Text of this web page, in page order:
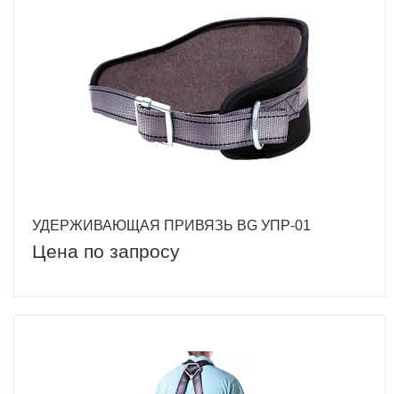
УДЕРЖИВАЮЩАЯ ПРИВЯЗЬ BG УПР-01
Цена по запросу